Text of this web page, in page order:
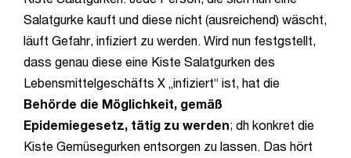
Salatgurke kauft und diese nicht (ausreichend) wäscht,
läuft Gefahr, infiziert zu werden. Wird nun festgstellt,
dass genau diese eine Kiste Salatgurken des
Lebensmittelgeschäfts X „infiziert“ ist, hat die
Behörde die Möglichkeit, gemäß
Epidemiegesetz, tätig zu werden; dh konkret die
Kiste Gemüsegurken entsorgen zu lassen. Das hört